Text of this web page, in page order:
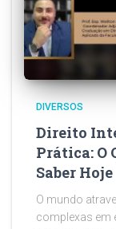
DIVERSOS
Direito
Prática: O
Saber Hoje
O mundo
complexas em